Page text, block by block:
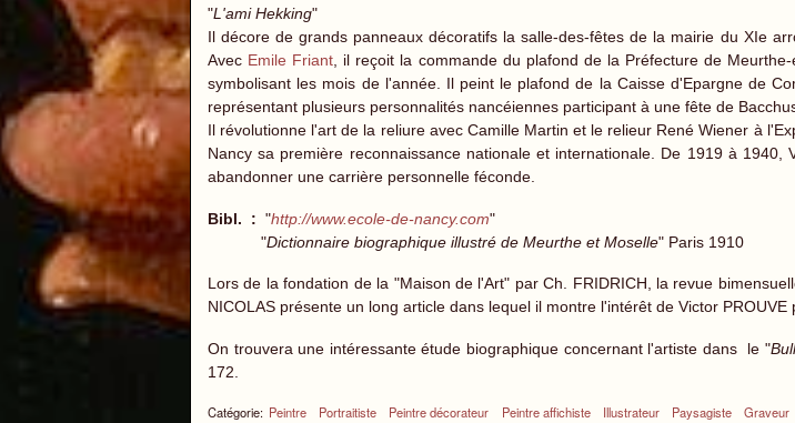
"L'ami Hekking"
Il décore de grands panneaux décoratifs la salle-des-fêtes de la mairie du XIe
Avec Emile Friant , il reçoit la commande du plafond de la Préfecture de
symbolisant les mois de l'année. Il peint le plafond de la Caisse d'Epargne de
représentant plusieurs personnalités nancéiennes participant à une fête de
Il révolutionne l'art de la reliure avec Camille Martin et le relieur René Wiener à
Nancy sa première reconnaissance nationale et internationale. De 1919 à
abandonner une carrière personnelle féconde.
Bibl. : "http://www.ecole-de-nancy.com"
"Dictionnaire biographique illustré de Meurthe et Moselle" Paris 1910
Lors de la fondation de la "Maison de l'Art" par Ch. FRIDRICH, la revue
NICOLAS présente un long article dans lequel il montre l'intérêt de Victor
On trouvera une intéressante étude biographique concernant l'artiste dans le "
172.
Catégorie: Peintre Portraitiste Peintre décorateur Peintre affichiste Illustrateur Paysagiste Graveur